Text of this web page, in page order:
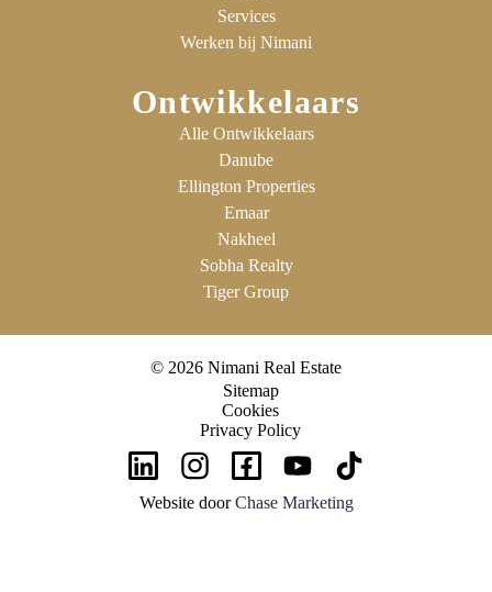
Services
Werken bij Nimani
Ontwikkelaars
Alle Ontwikkelaars
Danube
Ellington Properties
Emaar
Nakheel
Sobha Realty
Tiger Group
© 2026 Nimani Real Estate
Sitemap
Cookies
Privacy Policy
Website doorChase Marketing